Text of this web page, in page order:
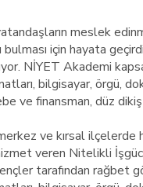
meslek
bulması için hayata
NİYET Akademi
bilgisayar, örgü,
ve finansman, düz
ve kırsal
veren Nitelikli
tarafından rağbet